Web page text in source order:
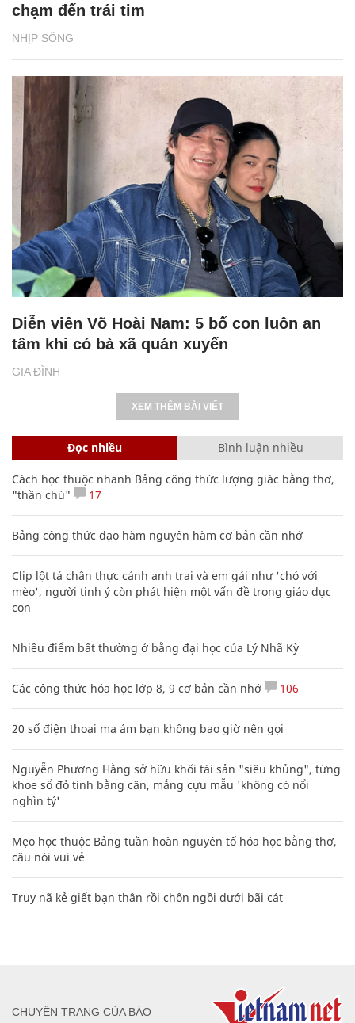
NHỊP SỐNG
chạm đến trái tim
GIA ĐÌNH
Diễn viên Võ Hoài Nam: 5 bố con luôn an
tâm khi có bà xã quán xuyến
XEM THÊM BÀI VIẾT
Đọc nhiều Bình luận nhiều
Cách học thuộc nhanh Bảng công thức lượng giác bằng thơ,
"thần chú"
17
Bảng công thức đạo hàm nguyên hàm cơ bản cần nhớ
Clip lột tả chân thực cảnh anh trai và em gái như 'chó với
mèo', người tinh ý còn phát hiện một vấn đề trong giáo dục
con
Nhiều điểm bất thường ở bằng đại học của Lý Nhã Kỳ
Các công thức hóa học lớp 8, 9 cơ bản cần nhớ 106
20 số điện thoại ma ám bạn không bao giờ nên gọi
Nguyễn Phương Hằng sở hữu khối tài sản "siêu khủng", từng
khoe sổ đỏ tính bằng cân, mắng cựu mẫu 'không có nổi
nghìn tỷ'
Mẹo học thuộc Bảng tuần hoàn nguyên tố hóa học bằng thơ,
câu nói vui vẻ
Truy nã kẻ giết bạn thân rồi chôn ngồi dưới bãi cát
CHUYÊN TRANG CỦA BÁO